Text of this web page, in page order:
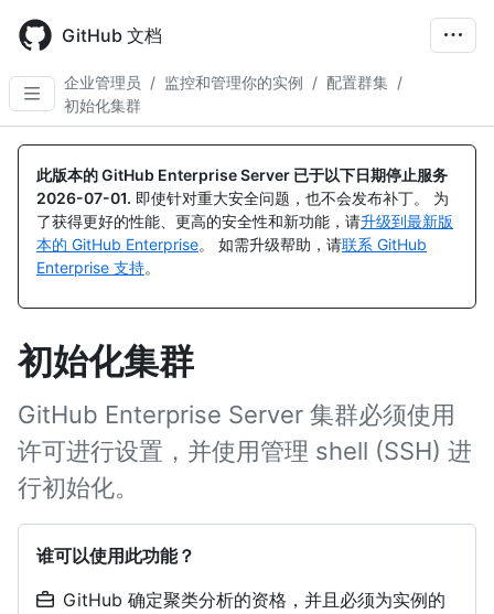
main
content
GitHub 文档
企业管理员 / 监控和管理你的实例 / 配置群集 /
初始化集群
此版本的 GitHub Enterprise Server 已于以下日期停止服务
2026-07-01. 即使针对重大安全问题，也不会发布补丁。 为
了获得更好的性能、更高的安全性和新功能，请升级到最新版
本的 GitHub Enterprise。 如需升级帮助，请联系 GitHub
Enterprise 支持。
初始化集群
GitHub Enterprise Server 集群必须使用
许可进行设置，并使用管理 shell (SSH) 进
行初始化。
谁可以使用此功能？
GitHub 确定聚类分析的资格，并且必须为实例的